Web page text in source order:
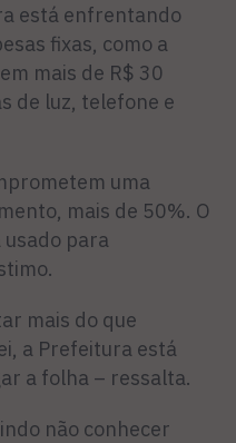
está enfrentando
fi­xas, como a
mais de R$ 30
de luz, telefo­ne e
uma
mais de 50%. O
usa­do para
mais do que
a Prefeitura está
a folha – ressalta.
não conhecer